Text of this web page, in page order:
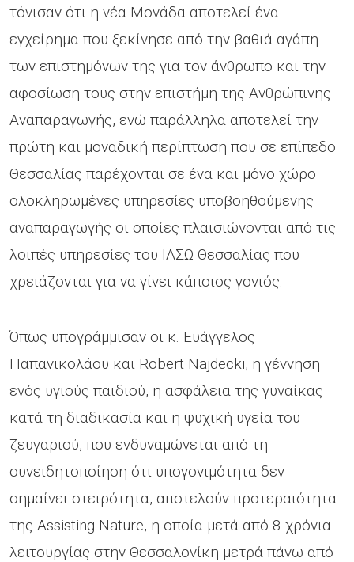
τόνισαν ότι η νέα Μονάδα αποτελεί ένα
εγχείρημα που ξεκίνησε από την βαθιά αγάπη
των επιστημόνων της για τον άνθρωπο και την
αφοσίωση τους στην επιστήμη της Ανθρώπινης
Αναπαραγωγής, ενώ παράλληλα αποτελεί την
πρώτη και μοναδική περίπτωση που σε επίπεδο
Θεσσαλίας παρέχονται σε ένα και μόνο χώρο
ολοκληρωμένες υπηρεσίες υποβοηθούμενης
αναπαραγωγής οι οποίες πλαισιώνονται από τις
λοιπές υπηρεσίες του ΙΑΣΩ Θεσσαλίας που
χρειάζονται για να γίνει κάποιος γονιός.
Όπως υπογράμμισαν οι κ. Ευάγγελος
Παπανικολάου και Robert Najdecki, η γέννηση
ενός υγιούς παιδιού, η ασφάλεια της γυναίκας
κατά τη διαδικασία και η ψυχική υγεία του
ζευγαριού, που ενδυναμώνεται από τη
συνειδητοποίηση ότι υπογονιμότητα δεν
σημαίνει στειρότητα, αποτελούν προτεραιότητα
της Assisting Nature, η οποία μετά από 8 χρόνια
λειτουργίας στην Θεσσαλονίκη μετρά πάνω από